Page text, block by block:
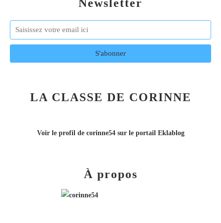
Newsletter
LA CLASSE DE CORINNE
Voir le profil de corinne54sur le portail Eklablog
À propos